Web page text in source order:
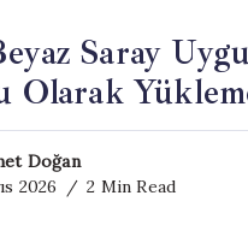
Saray
Olarak
Doğan
2026
2 Min Read